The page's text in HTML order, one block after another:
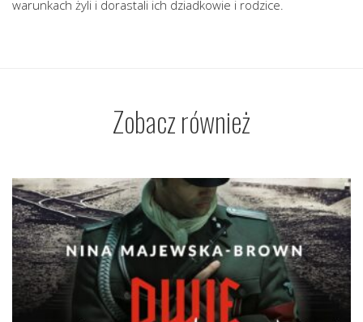
warunkach żyli i dorastali ich dziadkowie i rodzice.
Zobacz również